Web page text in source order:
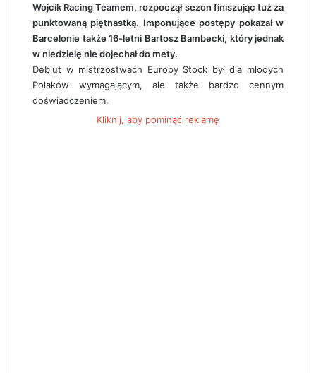
Wójcik Racing Teamem, rozpoczął sezon finiszując tuż za
punktowaną piętnastką. Imponujące postępy pokazał w
Barcelonie także 16-letni Bartosz Bambecki, który jednak
w niedzielę nie dojechał do mety.
Debiut w mistrzostwach Europy Stock był dla młodych
Polaków wymagającym, ale także bardzo cennym
doświadczeniem.
Kliknij, aby pominąć reklamę